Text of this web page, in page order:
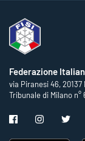
Federazione
via Piranesi 46, 20137
Tribunale di Milano n°